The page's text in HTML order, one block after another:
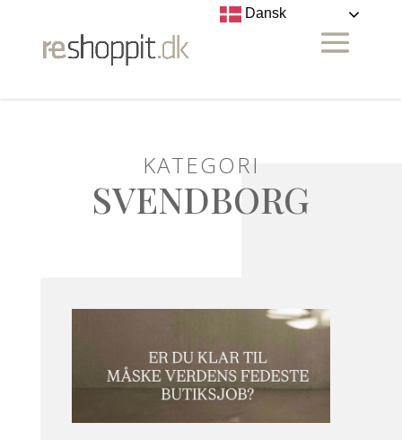
KATEGORI
SVENDBORG
Dansk